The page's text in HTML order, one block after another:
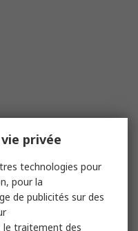
privée
technologies pour
pour la
de publicités sur des
le traitement des